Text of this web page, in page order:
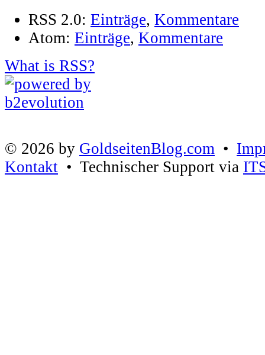
RSS 2.0: Einträge, Kommentare
Atom: Einträge, Kommentare
What is RSS?
© 2026 by GoldseitenBlog.com •
Kontakt • Technischer Support via